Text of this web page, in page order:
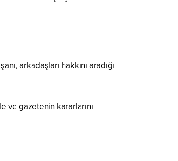
arkadaşları hakkını aradığı
ve gazetenin kararlarını